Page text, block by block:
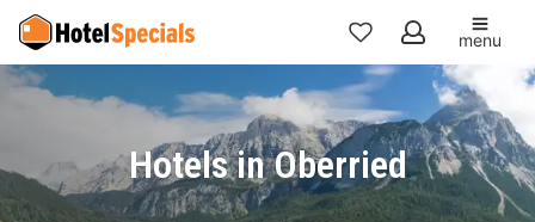
Mijn
favorieten
menu
Hotels in Oberried